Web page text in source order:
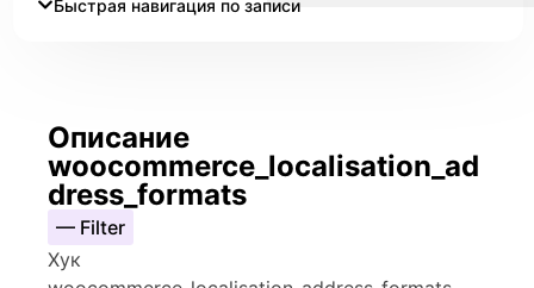
Быстрая навигация по записи
Описание
woocommerce_localisation_ad
dress_formats
— Filter
Хук